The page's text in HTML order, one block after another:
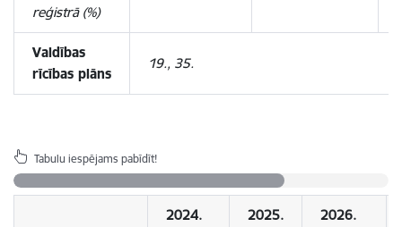
reģistrā (%)
Valdības
rīcības plāns
19., 35.
Tabulu iespējams pabīdīt!
2024.
2025.
2026.